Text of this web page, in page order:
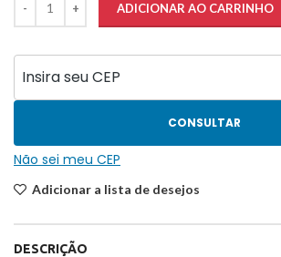
ADICIONAR AO CARRINHO
CONSULTAR
Não sei meu CEP
Adicionar a lista de desejos
DESCRIÇÃO